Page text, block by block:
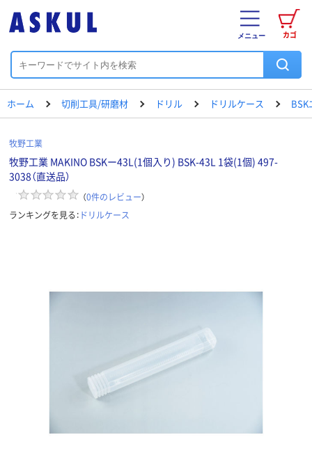
カゴ
メニュー
ホーム 切削工具/研磨材 ドリル ドリルケース BSK
牧野工業
牧野工業 MAKINO BSKー43L(1個入り) BSK-43L 1袋(1個) 497-
3038（直送品）
（0件のレビュー）
ランキングを見る： ドリルケース